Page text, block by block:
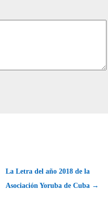
La Letra del año 2018 de la
Asociación Yoruba de Cuba →